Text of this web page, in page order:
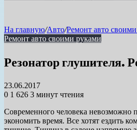
На главную/Авто/Ремонт авто
Ремонт авто своими руками
Резонатор глушителя.
23.06.2017
0 1 626 3 минут чтения
Современного человека невозможно
экономить время. Все хотят ездить